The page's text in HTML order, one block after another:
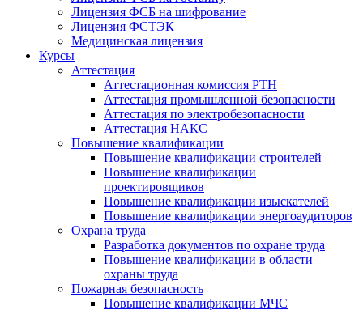
Лицензия ФСБ на шифрование
Лицензия ФСТЭК
Медицинская лицензия
Курсы
Аттестация
Аттестационная комиссия РТН
Аттестация промышленной безопасности
Аттестация по электробезопасности
Аттестация НАКС
Повышение квалификации
Повышение квалификации строителей
Повышение квалификации
проектировщиков
Повышение квалификации изыскателей
Повышение квалификации энергоаудиторов
Охрана труда
Разработка документов по охране труда
Повышение квалификации в области
охраны труда
Пожарная безопасность
Повышение квалификации МЧС